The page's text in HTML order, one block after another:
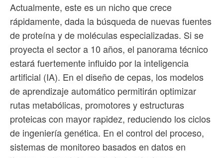
Actualmente, este es un nicho que crece
rápidamente, dada la búsqueda de nuevas fuentes
de proteína y de moléculas especializadas. Si se
proyecta el sector a 10 años, el panorama técnico
estará fuertemente influido por la inteligencia
artificial (IA). En el diseño de cepas, los modelos
de aprendizaje automático permitirán optimizar
rutas metabólicas, promotores y estructuras
proteicas con mayor rapidez, reduciendo los ciclos
de ingeniería genética. En el control del proceso,
sistemas de monitoreo basados en datos en